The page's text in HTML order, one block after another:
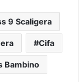
9 Scaligera
Cifa
Bambino